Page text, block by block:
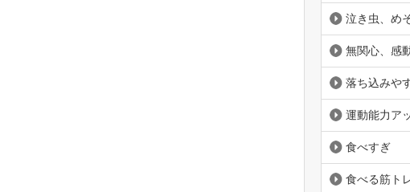
泣き虫、め
無関心、感
落ち込みや
運動能力ア
食べすぎ
食べる筋ト